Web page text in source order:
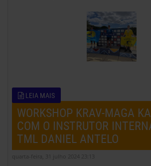
LEIA MAIS
WORKSHOP KRAV-MAGA
COM O INSTRUTOR
TML DANIEL ANTELO
quarta-feira, 31 julho 2024 23:13